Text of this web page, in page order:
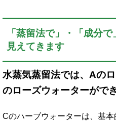
「蒸留法で」・「成分
見えてきます
水蒸気蒸留法では、Aの
のローズウォーターがで
Cのハーブウォーターは、基